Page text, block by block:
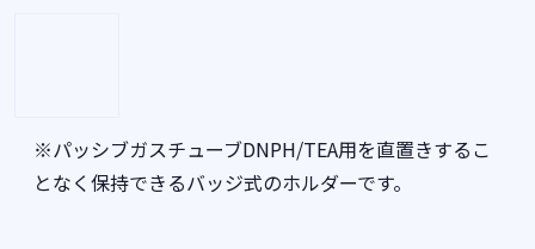
※パッシブガスチューブDNPH/TEA用を直置きするこ
となく保持できるバッジ式のホルダーです。